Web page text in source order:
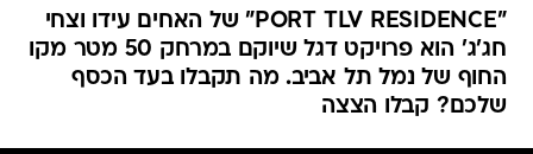
"PORT TLV RESIDENCE" של האחים עידו וצחי
חג'ג' הוא פרויקט דגל שיוקם במרחק 50 מטר מקו
החוף של נמל תל אביב. מה תקבלו בעד הכסף
שלכם? קבלו הצצה